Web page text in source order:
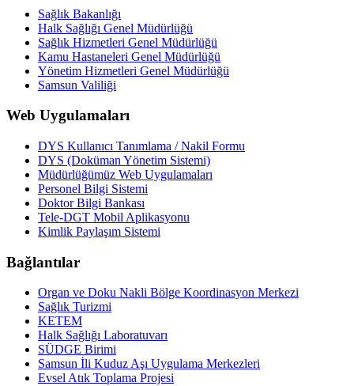
Sağlık Bakanlığı
Halk Sağlığı Genel Müdürlüğü
Sağlık Hizmetleri Genel Müdürlüğü
Kamu Hastaneleri Genel Müdürlüğü
Yönetim Hizmetleri Genel Müdürlüğü
Samsun Valiliği
Web Uygulamaları
DYS Kullanıcı Tanımlama / Nakil Formu
DYS (Doküman Yönetim Sistemi)
Müdürlüğümüz Web Uygulamaları
Personel Bilgi Sistemi
Doktor Bilgi Bankası
Tele-DGT Mobil Aplikasyonu
Kimlik Paylaşım Sistemi
Bağlantılar
Organ ve Doku Nakli Bölge Koordinasyon Merkezi
Sağlık Turizmi
KETEM
Halk Sağlığı Laboratuvarı
SÜDGE Birimi
Samsun İli Kuduz Aşı Uygulama Merkezleri
Evsel Atık Toplama Projesi